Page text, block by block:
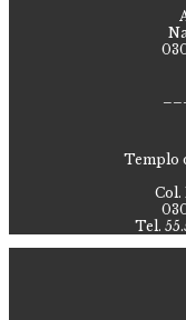
Templo
Col.
Tel.